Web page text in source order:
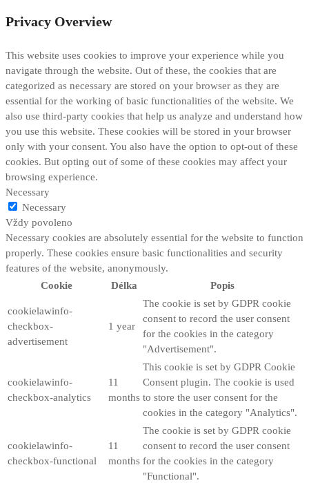
Privacy Overview
This website uses cookies to improve your experience while you
navigate through the website. Out of these, the cookies that are
categorized as necessary are stored on your browser as they are
essential for the working of basic functionalities of the website. We
also use third-party cookies that help us analyze and understand how
you use this website. These cookies will be stored in your browser
only with your consent. You also have the option to opt-out of these
cookies. But opting out of some of these cookies may affect your
browsing experience.
Necessary
Necessary
Vždy povoleno
Necessary cookies are absolutely essential for the website to function
properly. These cookies ensure basic functionalities and security
features of the website, anonymously.
Cookie
Délka Popis
cookielawinfo-
checkbox-
advertisement
1 year
The cookie is set by GDPR cookie
consent to record the user consent
for the cookies in the category
"Advertisement".
cookielawinfo-
checkbox-analytics
11
months
This cookie is set by GDPR Cookie
Consent plugin. The cookie is used
to store the user consent for the
cookies in the category "Analytics".
cookielawinfo-
checkbox-functional
11
months
The cookie is set by GDPR cookie
consent to record the user consent
for the cookies in the category
"Functional".